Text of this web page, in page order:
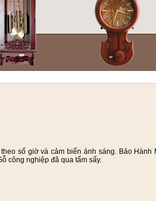
số giờ và cảm biến ánh sáng. Bảo Hành
công nghiệp đã qua tẩm sấy.